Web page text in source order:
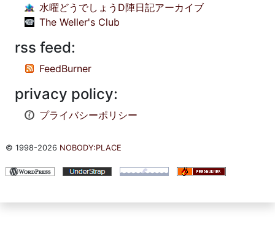
水曜どうでしょうD陣日記アーカイブ
The Weller's Club
rss feed:
FeedBurner
privacy policy:
プライバシーポリシー
© 1998-2026 NOBODY:PLACE